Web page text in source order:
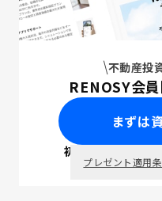
不動産投
RENOSY会
まずは
初回面談で
プレゼント適用